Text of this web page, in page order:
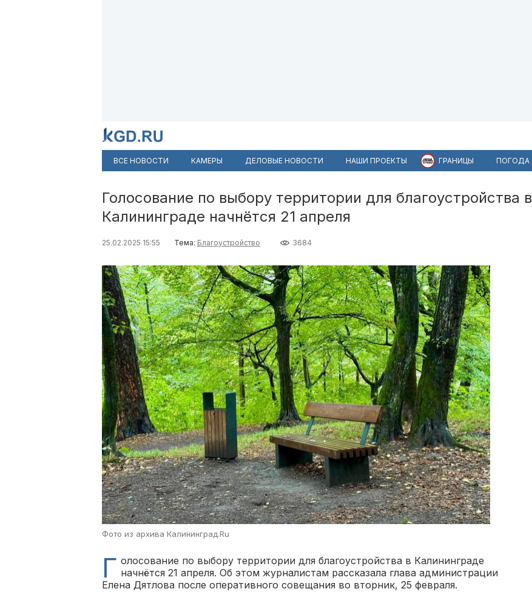
ВСЕ НОВОСТИ КАМЕРЫ ДЕЛОВЫЕ НОВОСТИ НАШИ ПРОЕКТЫ ГРАНИЦЫ ПОГОДА
Голосование по выбору территории для благоустройства в
Калининграде начнётся 21 апреля
25.02.2025 15:55 Тема: Благоустройство 3684
Фото из архива Калининград.Ru
Г олосование по выбору территории для благоустройства в Калининграде
начнётся 21 апреля. Об этом журналистам рассказала глава администрации
Елена Дятлова после оперативного совещания во вторник, 25 февраля.